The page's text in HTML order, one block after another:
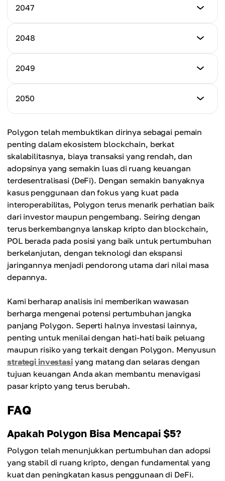
Harga Maksimum
Harga Minimum
Harga Maksimum
2047
Harga Minimum
Harga Maksimum
2048
Harga Minimum
Harga Maksimum
Harga Rata-rata
$46.00
2049
Harga Minimum
Harga Maksimum
$58.00
Harga Rata-rata
$49.00
2050
$45.00
Harga Maksimum
$60.00
Harga Rata-rata
$52.50
Polygon telah membuktikan dirinya sebagai pemain
penting dalam ekosistem blockchain, berkat
skalabilitasnya, biaya transaksi yang rendah, dan
adopsinya yang semakin luas di ruang keuangan
terdesentralisasi (DeFi). Dengan semakin banyaknya
kasus penggunaan dan fokus yang kuat pada
interoperabilitas, Polygon terus menarik perhatian baik
dari investor maupun pengembang. Seiring dengan
terus berkembangnya lanskap kripto dan blockchain,
POL berada pada posisi yang baik untuk pertumbuhan
berkelanjutan, dengan teknologi dan ekspansi
jaringannya menjadi pendorong utama dari nilai masa
depannya.
Kami berharap analisis ini memberikan wawasan
berharga mengenai potensi pertumbuhan jangka
panjang Polygon. Seperti halnya investasi lainnya,
penting untuk menilai dengan hati-hati baik peluang
maupun risiko yang terkait dengan Polygon. Menyusun
strategi investasiyang matang dan selaras dengan
tujuan keuangan Anda akan membantu menavigasi
pasar kripto yang terus berubah.
FAQ
Apakah Polygon Bisa Mencapai $5?
Polygon telah menunjukkan pertumbuhan dan adopsi
yang stabil di ruang kripto, dengan fundamental yang
kuat dan peningkatan kasus penggunaan di DeFi.